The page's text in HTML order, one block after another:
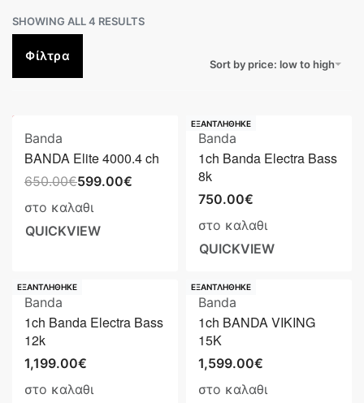
SHOWING ALL 4 RESULTS
Sort by price: low to high
Φίλτρα
Banda
BANDA Elite 4000.4 ch
650.00€599.00€
στο καλαθι
QUICKVIEW
ΕΞΑΝΤΛΗΘΗΚΕ
Banda
1ch Banda Electra Bass
8k
750.00€
στο καλαθι
QUICKVIEW
ΕΞΑΝΤΛΗΘΗΚΕ
Banda
1ch Banda Electra Bass
12k
1,199.00€
στο καλαθι
ΕΞΑΝΤΛΗΘΗΚΕ
Banda
1ch BANDA VIKING
15K
1,599.00€
στο καλαθι